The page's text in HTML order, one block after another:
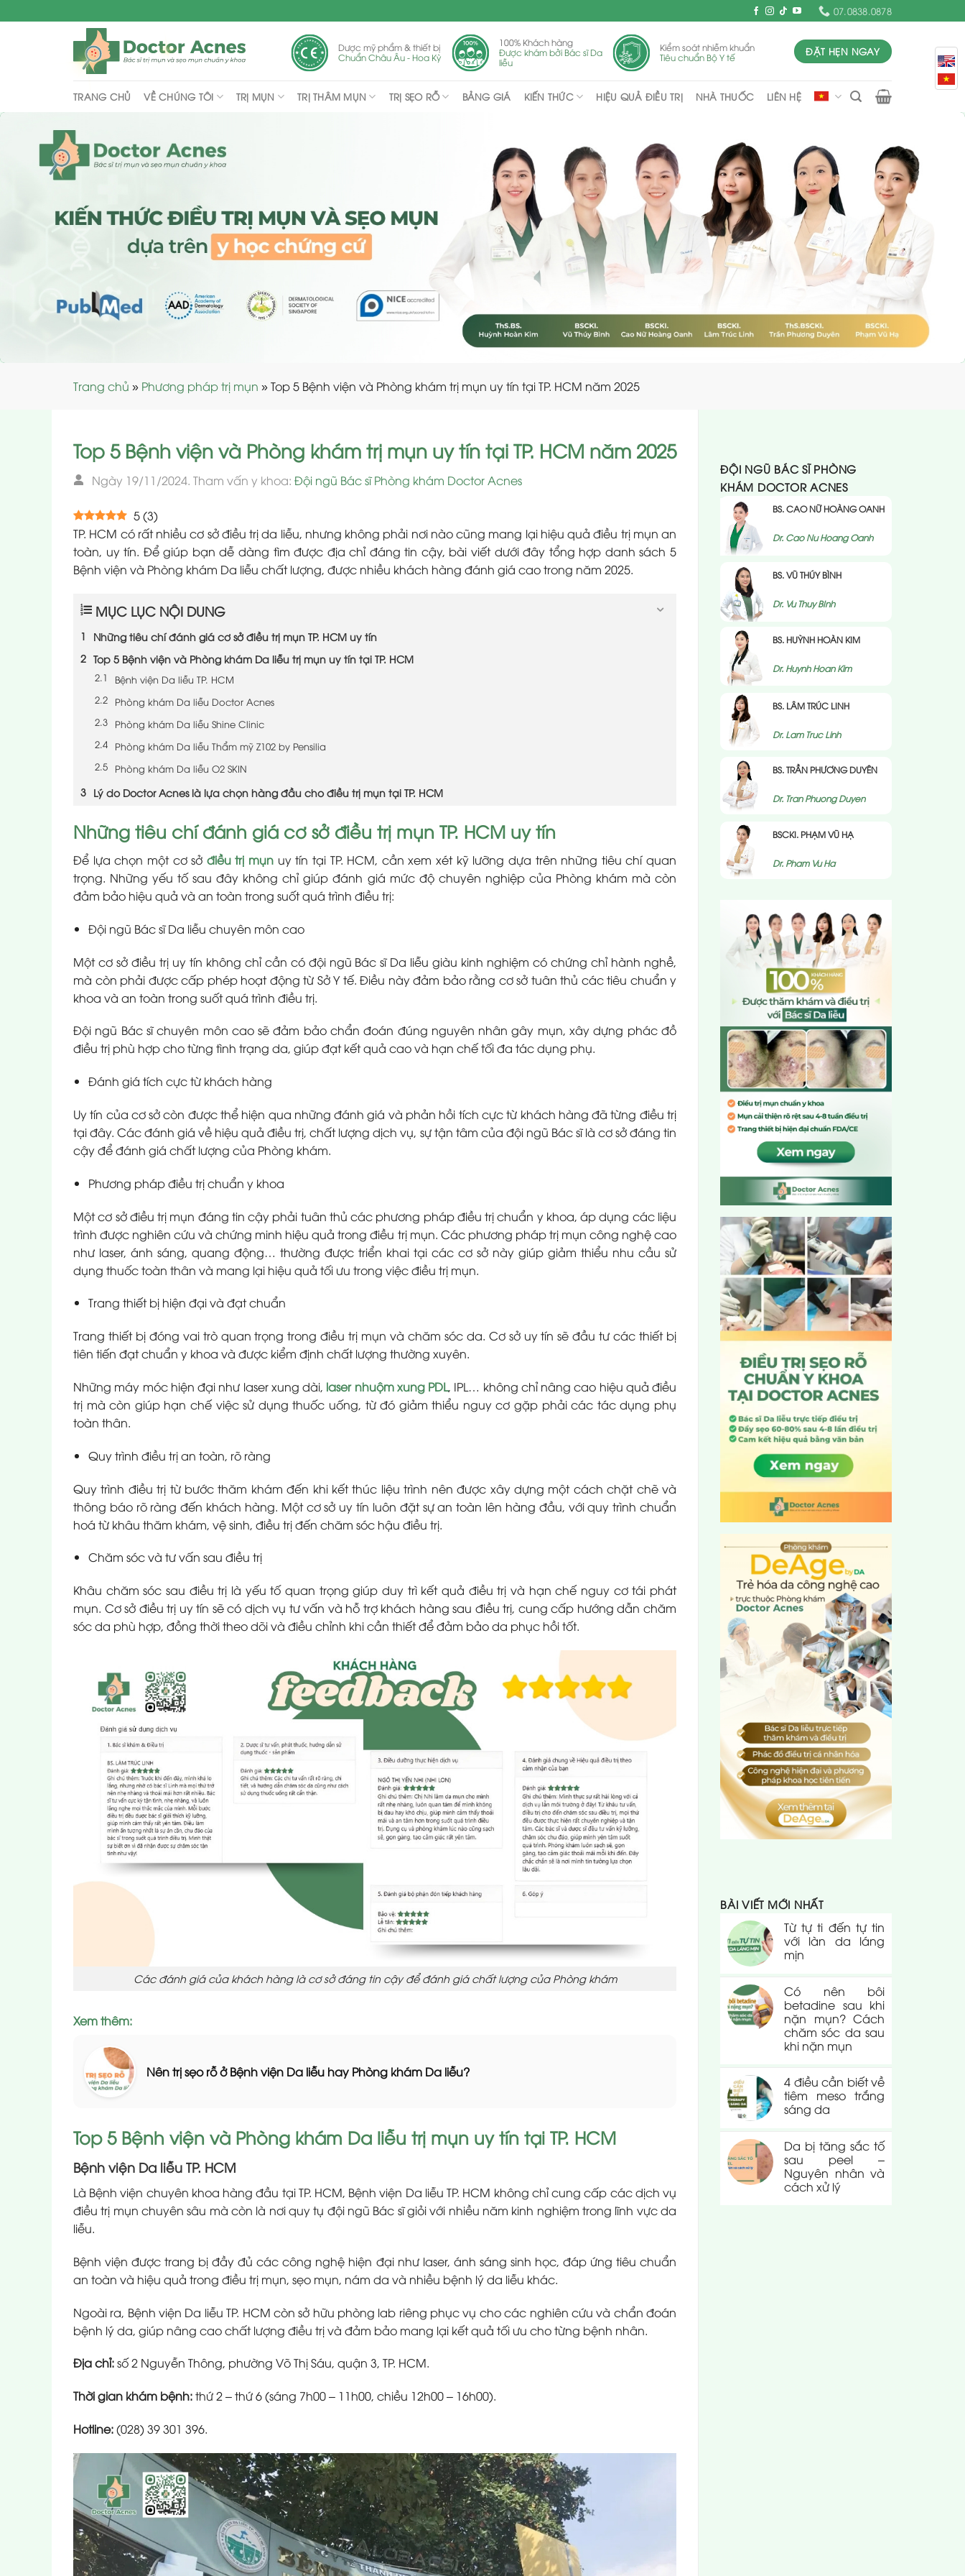
to
07.0838.0878
Dược mỹ phẩm & thiết bị
Chuẩn Châu Âu - Hoa Kỳ
100% Khách hàng
Được khám bởi Bác sĩ Da
liễu
Kiểm soát nhiễm khuẩn
Tiêu chuẩn Bộ Y tế
ĐẶT HẸN NGAY
TRANG CHỦ VỀ CHÚNG TÔI TRỊ MỤN TRỊ THÂM MỤN TRỊ SẸO RỖ BẢNG GIÁ KIẾN THỨC HIỆU QUẢ ĐIỀU TRỊ NHÀ THUỐC LIÊN HỆ
Trang chủ » Phương pháp trị mụn »Top 5 Bệnh viện và Phòng khám trị mụn uy tín tại TP. HCM năm 2025
Top 5 Bệnh viện và Phòng khám trị mụn uy tín tại TP. HCM năm 2025
Ngày 19/11/2024. Tham vấn y khoa: Đội ngũ Bác sĩ Phòng khám Doctor Acnes
5(3)
TP. HCM có rất nhiều cơ sở điều trị da liễu, nhưng không phải nơi nào cũng mang lại hiệu quả điều trị mụn an
toàn, uy tín. Để giúp bạn dễ dàng tìm được địa chỉ đáng tin cậy, bài viết dưới đây tổng hợp danh sách 5
Bệnh viện và Phòng khám Da liễu chất lượng, được nhiều khách hàng đánh giá cao trong năm 2025.
MỤC LỤC NỘI DUNG
Những tiêu chí đánh giá cơ sở điều trị mụn TP. HCM uy tín
Top 5 Bệnh viện và Phòng khám Da liễu trị mụn uy tín tại TP. HCM
Bệnh viện Da liễu TP. HCM
Phòng khám Da liễu Doctor Acnes
Phòng khám Da liễu Shine Clinic
Phòng khám Da liễu Thẩm mỹ Z102 by Pensilia
Phòng khám Da liễu O2 SKIN
Lý do Doctor Acnes là lựa chọn hàng đầu cho điều trị mụn tại TP. HCM
Những tiêu chí đánh giá cơ sở điều trị mụn TP. HCM uy tín
Để lựa chọn một cơ sở điều trị mụn uy tín tại TP. HCM, cần xem xét kỹ lưỡng dựa trên những tiêu chí quan
trọng. Những yếu tố sau đây không chỉ giúp đánh giá mức độ chuyên nghiệp của Phòng khám mà còn
đảm bảo hiệu quả và an toàn trong suốt quá trình điều trị:
Đội ngũ Bác sĩ Da liễu chuyên môn cao
Một cơ sở điều trị uy tín không chỉ cần có đội ngũ Bác sĩ Da liễu giàu kinh nghiệm có chứng chỉ hành nghề,
mà còn phải được cấp phép hoạt động từ Sở Y tế. Điều này đảm bảo rằng cơ sở tuân thủ các tiêu chuẩn y
khoa và an toàn trong suốt quá trình điều trị.
Đội ngũ Bác sĩ chuyên môn cao sẽ đảm bảo chẩn đoán đúng nguyên nhân gây mụn, xây dựng phác đồ
điều trị phù hợp cho từng tình trạng da, giúp đạt kết quả cao và hạn chế tối đa tác dụng phụ.
Đánh giá tích cực từ khách hàng
Uy tín của cơ sở còn được thể hiện qua những đánh giá và phản hồi tích cực từ khách hàng đã từng điều trị
tại đây. Các đánh giá về hiệu quả điều trị, chất lượng dịch vụ, sự tận tâm của đội ngũ Bác sĩ là cơ sở đáng tin
cậy để đánh giá chất lượng của Phòng khám.
Phương pháp điều trị chuẩn y khoa
Một cơ sở điều trị mụn đáng tin cậy phải tuân thủ các phương pháp điều trị chuẩn y khoa, áp dụng các liệu
trình được nghiên cứu và chứng minh hiệu quả trong điều trị mụn. Các phương pháp trị mụn công nghệ cao
như laser, ánh sáng, quang động… thường được triển khai tại các cơ sở này giúp giảm thiểu nhu cầu sử
dụng thuốc toàn thân và mang lại hiệu quả tối ưu trong việc điều trị mụn.
Trang thiết bị hiện đại và đạt chuẩn
Trang thiết bị đóng vai trò quan trọng trong điều trị mụn và chăm sóc da. Cơ sở uy tín sẽ đầu tư các thiết bị
tiên tiến đạt chuẩn y khoa và được kiểm định chất lượng thường xuyên.
Những máy móc hiện đại như laser xung dài, laser nhuộm xung PDL, IPL… không chỉ nâng cao hiệu quả điều
trị mà còn giúp hạn chế việc sử dụng thuốc uống, từ đó giảm thiểu nguy cơ gặp phải các tác dụng phụ
toàn thân.
Quy trình điều trị an toàn, rõ ràng
Quy trình điều trị từ bước thăm khám đến khi kết thúc liệu trình nên được xây dựng một cách chặt chẽ và
thông báo rõ ràng đến khách hàng. Một cơ sở uy tín luôn đặt sự an toàn lên hàng đầu, với quy trình chuẩn
hoá từ khâu thăm khám, vệ sinh, điều trị đến chăm sóc hậu điều trị.
Chăm sóc và tư vấn sau điều trị
Khâu chăm sóc sau điều trị là yếu tố quan trọng giúp duy trì kết quả điều trị và hạn chế nguy cơ tái phát
mụn. Cơ sở điều trị uy tín sẽ có dịch vụ tư vấn và hỗ trợ khách hàng sau điều trị, cung cấp hướng dẫn chăm
sóc da phù hợp, đồng thời theo dõi và điều chỉnh khi cần thiết để đảm bảo da phục hồi tốt.
Các đánh giá của khách hàng là cơ sở đáng tin cậy để đánh giá chất lượng của Phòng khám
Xem thêm:
Nên trị sẹo rỗ ở Bệnh viện Da liễu hay Phòng khám Da liễu?
Top 5 Bệnh viện và Phòng khám Da liễu trị mụn uy tín tại TP. HCM
Bệnh viện Da liễu TP. HCM
Là Bệnh viện chuyên khoa hàng đầu tại TP. HCM, Bệnh viện Da liễu TP. HCM không chỉ cung cấp các dịch vụ
điều trị mụn chuyên sâu mà còn là nơi quy tụ đội ngũ Bác sĩ giỏi với nhiều năm kinh nghiệm trong lĩnh vực da
liễu.
Bệnh viện được trang bị đầy đủ các công nghệ hiện đại như laser, ánh sáng sinh học, đáp ứng tiêu chuẩn
an toàn và hiệu quả trong điều trị mụn, sẹo mụn, nám da và nhiều bệnh lý da liễu khác.
Ngoài ra, Bệnh viện Da liễu TP. HCM còn sở hữu phòng lab riêng phục vụ cho các nghiên cứu và chẩn đoán
bệnh lý da, giúp nâng cao chất lượng điều trị và đảm bảo mang lại kết quả tối ưu cho từng bệnh nhân.
Địa chỉ:số 2 Nguyễn Thông, phường Võ Thị Sáu, quận 3, TP. HCM.
Thời gian khám bệnh:thứ 2 – thứ 6 (sáng 7h00 – 11h00, chiều 12h00 – 16h00).
Hotline:(028) 39 301 396.
ĐỘI NGŨ BÁC SĨ PHÒNG
KHÁM DOCTOR ACNES
BS. CAO NỮ HOÀNG OANH
Dr. Cao Nu Hoang Oanh
BS. VŨ THÚY BÌNH
Dr. Vu Thuy BInh
BS. HUỲNH HOÀN KIM
Dr. Huynh Hoan Kim
BS. LÂM TRÚC LINH
Dr. Lam Truc Linh
BS. TRẦN PHƯƠNG DUYÊN
Dr. Tran Phuong Duyen
BSCKI. PHẠM VŨ HẠ
Dr. Pham Vu Ha
BÀI VIẾT MỚI NHẤT
Từ tự ti đến tự tin
với làn da láng
mịn
Có nên bôi
betadine sau khi
nặn mụn? Cách
chăm sóc da sau
khi nặn mụn
4 điều cần biết về
tiêm meso trắng
sáng da
Da bị tăng sắc tố
sau peel –
Nguyên nhân và
cách xử lý